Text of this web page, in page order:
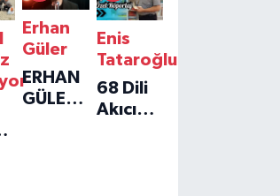
Erhan
Güler
ERHAN
GÜLER'IN
Enis
Tataroğlu
68 Dili
Akıcı